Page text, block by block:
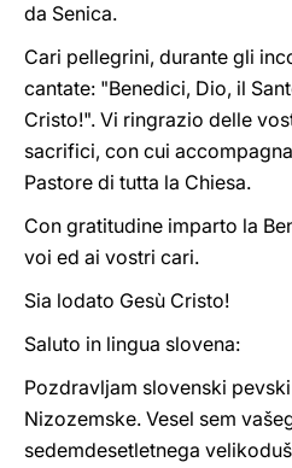
da Senica.
Cari pellegrini, durante gli
cantate: "Benedici, Dio, il
Cristo!". Vi ringrazio delle
sacrifici, con cui
Pastore di tutta la Chiesa.
Con gratitudine imparto la
voi ed ai vostri cari.
Sia lodato Gesù Cristo!
Saluto in lingua slovena:
Pozdravljam slovenski
Nizozemske. Vesel sem
sedemdesetletnega